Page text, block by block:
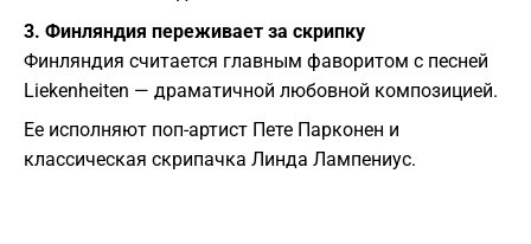
3. Финляндия переживает за скрипку
Финляндия считается главным фаворитом с песней
Liekenheiten — драматичной любовной композицией.
Ее исполняют поп-артист Пете Парконен и
классическая скрипачка Линда Лампениус.